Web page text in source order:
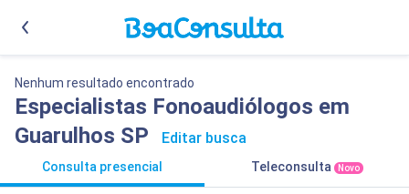
Nenhum resultado encontrado
Especialistas Fonoaudiólogos em
Guarulhos SP
Editar busca
Consulta presencial Teleconsulta Novo